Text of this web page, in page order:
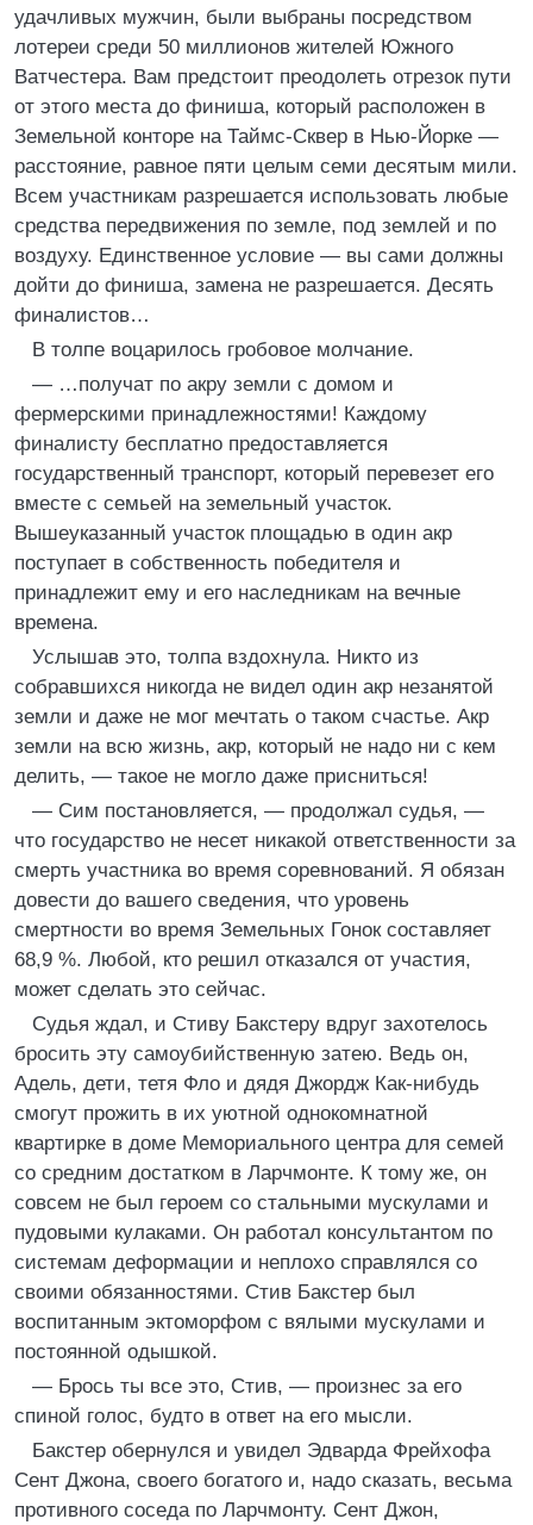
удачливых мужчин, были выбраны посредством
лотереи среди 50 миллионов жителей Южного
Ватчестера. Вам предстоит преодолеть отрезок пути
от этого места до финиша, который расположен в
Земельной конторе на Таймс-Сквер в Нью-Йорке —
расстояние, равное пяти целым семи десятым мили.
Всем участникам разрешается использовать любые
средства передвижения по земле, под землей и по
воздуху. Единственное условие — вы сами должны
дойти до финиша, замена не разрешается. Десять
финалистов…
В толпе воцарилось гробовое молчание.
— …получат по акру земли с домом и
фермерскими принадлежностями! Каждому
финалисту бесплатно предоставляется
государственный транспорт, который перевезет его
вместе с семьей на земельный участок.
Вышеуказанный участок площадью в один акр
поступает в собственность победителя и
принадлежит ему и его наследникам на вечные
времена.
Услышав это, толпа вздохнула. Никто из
собравшихся никогда не видел один акр незанятой
земли и даже не мог мечтать о таком счастье. Акр
земли на всю жизнь, акр, который не надо ни с кем
делить, — такое не могло даже присниться!
— Сим постановляется, — продолжал судья, —
что государство не несет никакой ответственности за
смерть участника во время соревнований. Я обязан
довести до вашего сведения, что уровень
смертности во время Земельных Гонок составляет
68,9 %. Любой, кто решил отказался от участия,
может сделать это сейчас.
Судья ждал, и Стиву Бакстеру вдруг захотелось
бросить эту самоубийственную затею. Ведь он,
Адель, дети, тетя Фло и дядя Джордж Как-нибудь
смогут прожить в их уютной однокомнатной
квартирке в доме Мемориального центра для семей
со средним достатком в Ларчмонте. К тому же, он
совсем не был героем со стальными мускулами и
пудовыми кулаками. Он работал консультантом по
системам деформации и неплохо справлялся со
своими обязанностями. Стив Бакстер был
воспитанным эктоморфом с вялыми мускулами и
постоянной одышкой.
— Брось ты все это, Стив, — произнес за его
спиной голос, будто в ответ на его мысли.
Бакстер обернулся и увидел Эдварда Фрейхофа
Сент Джона, своего богатого и, надо сказать, весьма
противного соседа по Ларчмонту. Сент Джон,